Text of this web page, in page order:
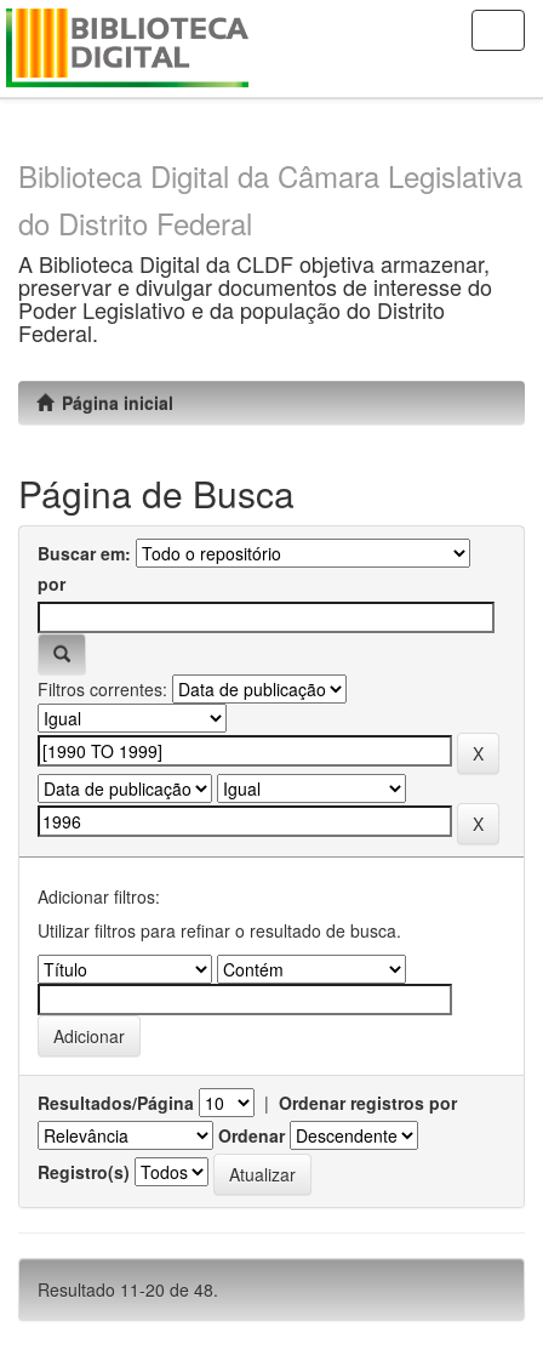
Skip
Biblioteca Digital da Câmara Legislativa
do Distrito Federal
A Biblioteca Digital da CLDF objetiva armazenar,
preservar e divulgar documentos de interesse do
Poder Legislativo e da população do Distrito
Federal.
Página inicial
Página de Busca
Buscar em:
por
Filtros correntes:
Adicionar filtros:
Utilizar filtros para refinar o resultado de busca.
Resultados/Página | Ordenar registros por
Ordenar
Registro(s)
Resultado 11-20 de 48.